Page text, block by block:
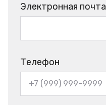
Электронная почта
Телефон